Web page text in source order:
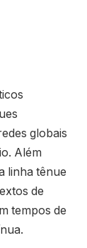
globais
Além
linha tênue
de
tempos de